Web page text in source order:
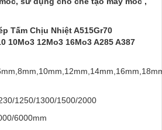
Tấm Chịu Nhiệt A515Gr70
10Mo3 12Mo3 16Mo3 A285 A387
1250/1300/1500/2000
6000mm